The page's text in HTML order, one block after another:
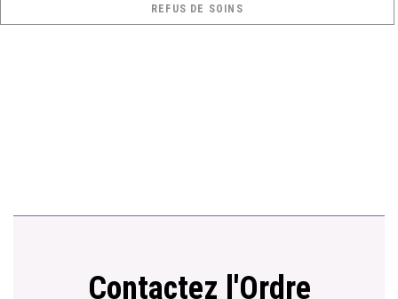
REFUS DE SOINS
Contactez l'Ordre